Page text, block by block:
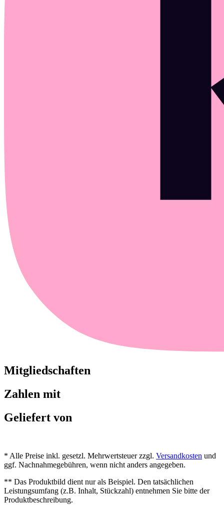
Mitgliedschaften
Zahlen mit
Geliefert von
* Alle Preise inkl. gesetzl. Mehrwertsteuer zzgl. Versandkosten und
ggf. Nachnahmegebühren, wenn nicht anders angegeben.
** Das Produktbild dient nur als Beispiel. Den tatsächlichen
Leistungsumfang (z.B. Inhalt, Stückzahl) entnehmen Sie bitte der
Produktbeschreibung.